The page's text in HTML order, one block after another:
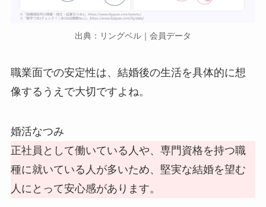
出典：リングベル｜会員データ
職業面での安定性は、結婚後の生活を具体的に想
像するうえで大切ですよね。
婚活なつみ
正社員として働いている人や、専門資格を持つ職
種に就いている人が多いため、堅実な結婚を望む
人にとって安心感があります。